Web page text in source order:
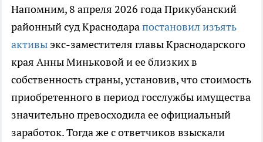
Напомним, 8 апреля 2026 года Прикубанский
районный суд Краснодарапостановил изъять
активы экс-заместителя главы Краснодарского
края Анны Миньковой и ее близких в
собственность страны, установив, что стоимость
приобретенного в период госслужбы имущества
значительно превосходила ее официальный
заработок. Тогда же с ответчиков взыскали